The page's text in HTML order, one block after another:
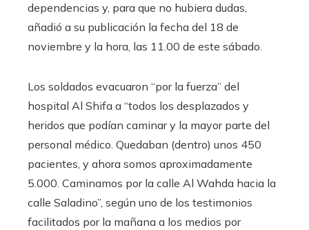
dependencias y, para que no hubiera dudas,
añadió a su publicación la fecha del 18 de
noviembre y la hora, las 11.00 de este sábado.
Los soldados evacuaron “por la fuerza” del
hospital Al Shifa a “todos los desplazados y
heridos que podían caminar y la mayor parte del
personal médico. Quedaban (dentro) unos 450
pacientes, y ahora somos aproximadamente
5.000. Caminamos por la calle Al Wahda hacia la
calle Saladino”, según uno de los testimonios
facilitados por la mañana a los medios por